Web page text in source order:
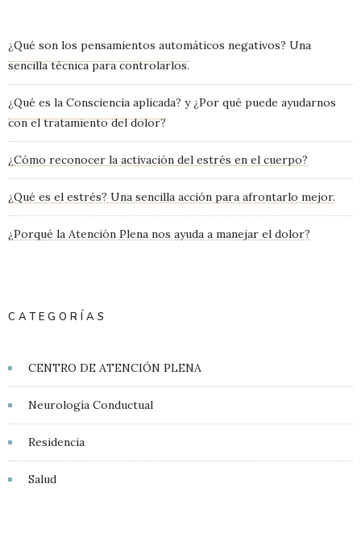
¿Qué son los pensamientos automáticos negativos? Una
sencilla técnica para controlarlos.
¿Qué es la Consciencia aplicada? y ¿Por qué puede ayudarnos
con el tratamiento del dolor?
¿Cómo reconocer la activación del estrés en el cuerpo?
¿Qué es el estrés? Una sencilla acción para afrontarlo mejor.
¿Porqué la Atención Plena nos ayuda a manejar el dolor?
CATEGORÍAS
CENTRO DE ATENCIÓN PLENA
Neurología Conductual
Residencia
Salud